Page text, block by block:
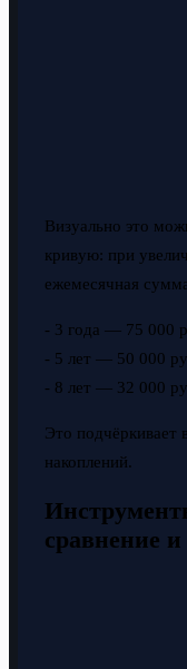
Визуально это
кривую: при
ежемесячная
- 3 года — 75 000
- 5 лет — 50 000
- 8 лет — 32 000
Это подчёркивает
накоплений.
сравнение